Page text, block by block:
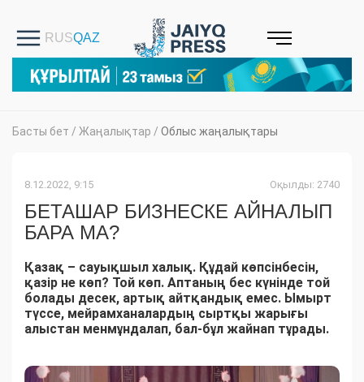
Басты бет / Жаңалықтар / Облыс жаңалықтары
8.12.2022, 9:15 Оқылды: 2740
БЕТАШАР БИЗНЕСКЕ АЙНАЛЫП
БАРА МА?
Қазақ – сауықшыл халық. Құдай көпсінбесін,
қазір не көп? Той көп. Аптаның бес күнінде той
болады десек, артық айтқандық емес. Ымырт
түссе, мейрамханалардың сыртқы жарығы
алыс­тан менмұндалап, бал-бұл жайнап тұрады.